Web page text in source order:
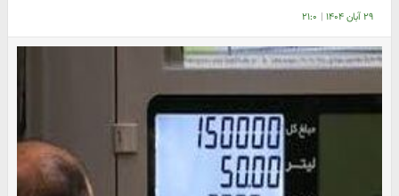
۲۹ آبان ۱۴۰۴ | ۲۱:۰